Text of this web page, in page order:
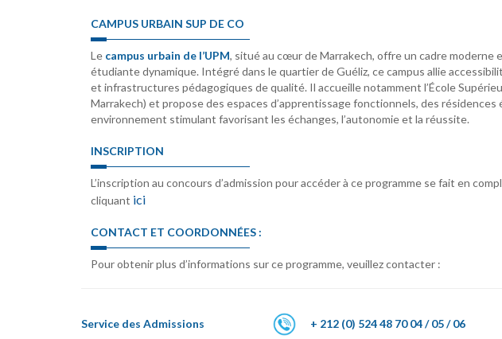
CAMPUS URBAIN SUP DE CO
Le campus urbain de l’UPM, situé au cœur de Marrakech, offre un cadre moderne
étudiante dynamique. Intégré dans le quartier de Guéliz, ce campus allie
et infrastructures pédagogiques de qualité. Il accueille notamment l’École
Marrakech) et propose des espaces d’apprentissage fonctionnels, des
environnement stimulant favorisant les échanges, l’autonomie et la réussite.
INSCRIPTION
L’inscription au concours d’admission pour accéder à ce programme se fait en
cliquant ici
CONTACT ET COORDONNÉES :
Pour obtenir plus d’informations sur ce programme, veuillez contacter :
Service des Admissions + 212 (0) 524 48 70 04 / 05 / 06